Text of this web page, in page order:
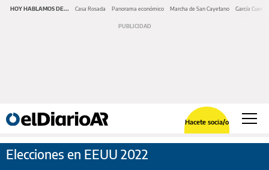
HOY HABLAMOS DE... Casa Rosada Panorama económico Marcha de San Cayetano García Cuerva
Hacete socia/o
Elecciones en EEUU 2022